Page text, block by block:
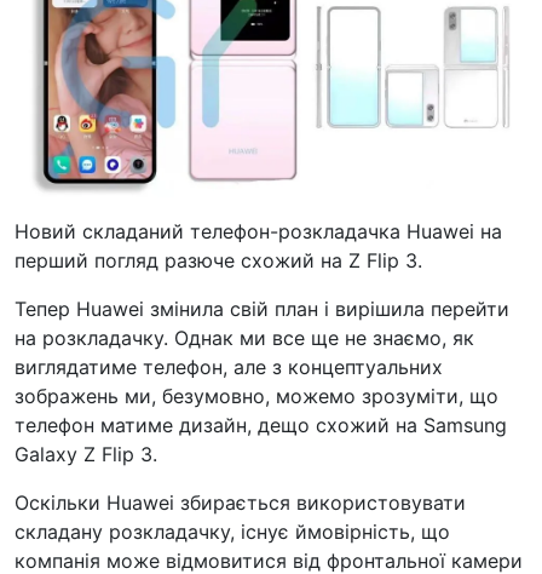
Новий складаний телефон-розкладачка Huawei на
перший погляд разюче схожий на Z Flip 3.
Тепер Huawei змінила свій план і вирішила перейти
на розкладачку. Однак ми все ще не знаємо, як
виглядатиме телефон, але з концептуальних
зображень ми, безумовно, можемо зрозуміти, що
телефон матиме дизайн, дещо схожий на Samsung
Galaxy Z Flip 3.
Оскільки Huawei збирається використовувати
складану розкладачку, існує ймовірність, що
компанія може відмовитися від фронтальної камери